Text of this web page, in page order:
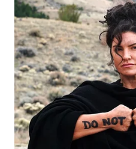
WN
INDRAMAYU
WN
KUNINGAN
WN
MAJALENGKA